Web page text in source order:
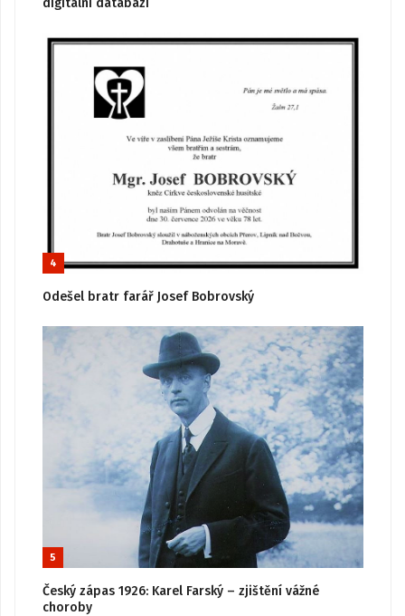
4
Odešel bratr farář Josef Bobrovský
5
Český zápas 1926: Karel Farský – zjištění vážné
choroby